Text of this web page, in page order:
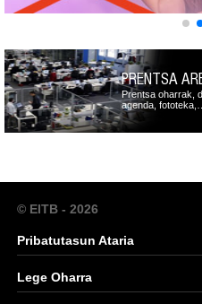
PRENTSA
Prentsa oharrak,
agenda, fototeka,…
© EITB - 2026
Pribatutasun Ataria
Lege Oharra